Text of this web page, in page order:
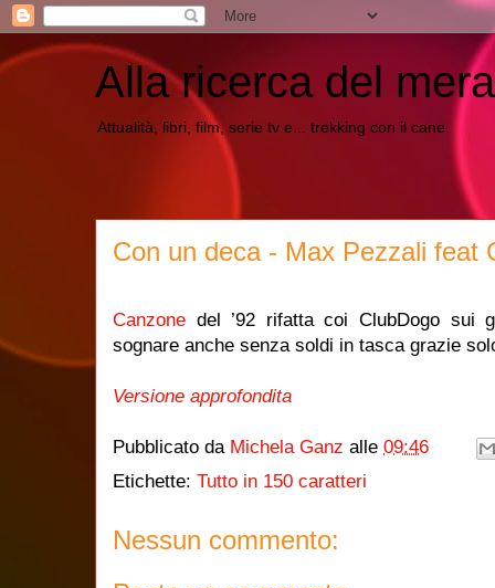
Alla ricerca del
Attualità, libri, film, serie tv e... trekking con il cane
Con un deca - Max Pezzali feat
Canzone del ’92 rifatta coi ClubDogo sui
sognare anche senza soldi in tasca grazie
Versione approfondita
Pubblicato da Michela Ganz alle 09:46
Etichette: Tutto in 150 caratteri
Nessun commento: